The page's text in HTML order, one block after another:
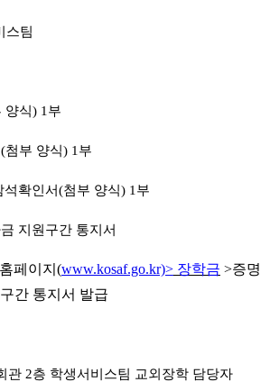
스팀
양식) 1 부
(첨부 양식) 1 부
확인서(첨부 양식) 1부
지원구간 통지서
페이지 (www.kosaf.go.kr)> 장학금 >증명
간 통지서 발급
관 2층 학생서비스팀 교외장학 담당자